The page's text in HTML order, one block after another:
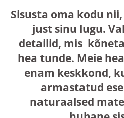
Sisusta oma kodu
just sinu lugu.
detailid, mis
hea tunde. Meie
enam keskkond,
armastatud
naturaalsed